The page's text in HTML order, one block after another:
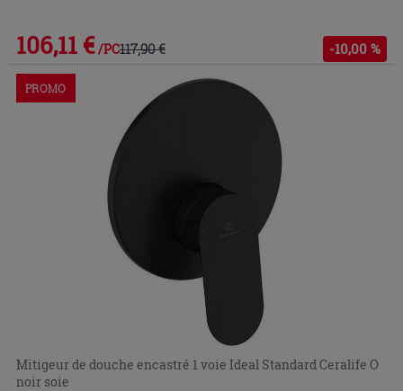
106,11 € /PC117,90 € -10,00 %
PROMO
Mitigeur de douche encastré 1 voie Ideal Standard Ceralife O
noir soie